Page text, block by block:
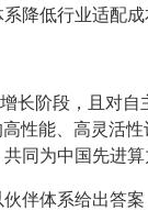
降低行业适配
长阶段，且对
性能、高灵活
同为中国先进算
伴体系给出答